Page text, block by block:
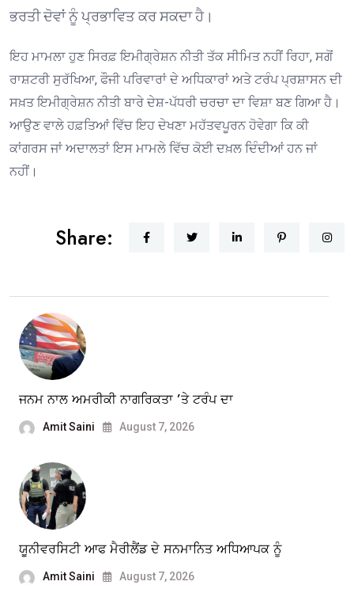
ਭਰਤੀ ਦੋਵਾਂ ਨੂੰ ਪ੍ਰਭਾਵਿਤ ਕਰ ਸਕਦਾ ਹੈ। ⁠
ਇਹ ਮਾਮਲਾ ਹੁਣ ਸਿਰਫ਼ ਇਮੀਗ੍ਰੇਸ਼ਨ ਨੀਤੀ ਤੱਕ ਸੀਮਿਤ ਨਹੀਂ ਰਿਹਾ, ਸਗੋਂ
ਰਾਸ਼ਟਰੀ ਸੁਰੱਖਿਆ, ਫੌਜੀ ਪਰਿਵਾਰਾਂ ਦੇ ਅਧਿਕਾਰਾਂ ਅਤੇ ਟਰੰਪ ਪ੍ਰਸ਼ਾਸਨ ਦੀ
ਸਖ਼ਤ ਇਮੀਗ੍ਰੇਸ਼ਨ ਨੀਤੀ ਬਾਰੇ ਦੇਸ਼-ਪੱਧਰੀ ਚਰਚਾ ਦਾ ਵਿਸ਼ਾ ਬਣ ਗਿਆ ਹੈ।
ਆਉਣ ਵਾਲੇ ਹਫ਼ਤਿਆਂ ਵਿੱਚ ਇਹ ਦੇਖਣਾ ਮਹੱਤਵਪੂਰਨ ਹੋਵੇਗਾ ਕਿ ਕੀ
ਕਾਂਗਰਸ ਜਾਂ ਅਦਾਲਤਾਂ ਇਸ ਮਾਮਲੇ ਵਿੱਚ ਕੋਈ ਦਖ਼ਲ ਦਿੰਦੀਆਂ ਹਨ ਜਾਂ
ਨਹੀਂ।
Share:
ਜਨਮ ਨਾਲ ਅਮਰੀਕੀ ਨਾਗਰਿਕਤਾ ’ਤੇ ਟਰੰਪ ਦਾ
Amit Saini August 7, 2026
ਯੂਨੀਵਰਸਿਟੀ ਆਫ ਮੈਰੀਲੈਂਡ ਦੇ ਸਨਮਾਨਿਤ ਅਧਿਆਪਕ ਨੂੰ
Amit Saini August 7, 2026